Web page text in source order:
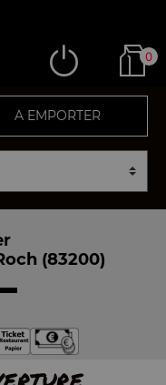
0
A EMPORTER
(83200)